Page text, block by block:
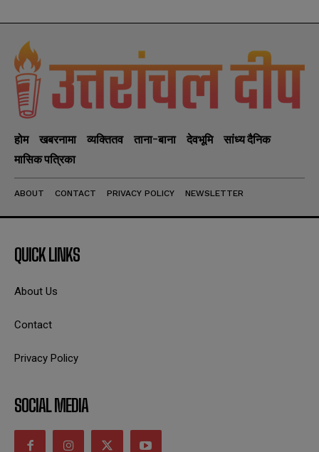
होम खबरनामा व्यक्तितव ताना-बाना देवभूमि
सांध्य दैनिक
मासिक पत्रिका
ABOUT CONTACT PRIVACY POLICY NEWSLETTER
QUICK LINKS
About Us
Contact
Privacy Policy
SOCIAL MEDIA